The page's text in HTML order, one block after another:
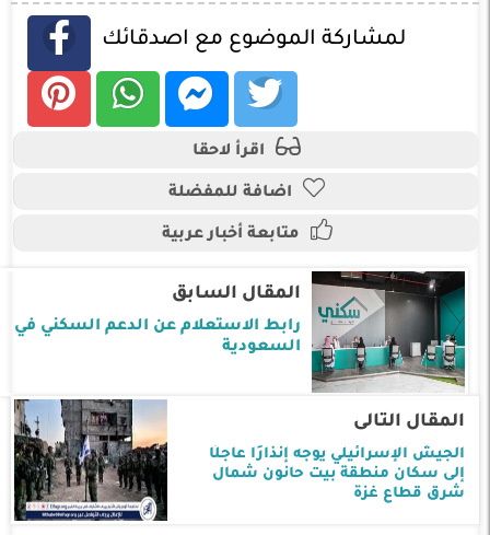
لمشاركة الموضوع مع اصدقائك
اقرأ لاحقا
اضافة للمفضلة
متابعة أخبار عربية
المقال السابق
رابط الاستعلام عن الدعم السكني في
السعودية
المقال التالى
الجيش الإسرائيلي يوجه إنذارًا عاجلًا
إلى سكان منطقة بيت حانون شمال
شرق قطاع غزة